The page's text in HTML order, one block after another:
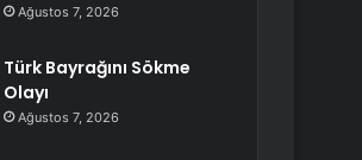
Ağustos 7, 2026
Türk Bayrağını Sökme
Olayı
Ağustos 7, 2026